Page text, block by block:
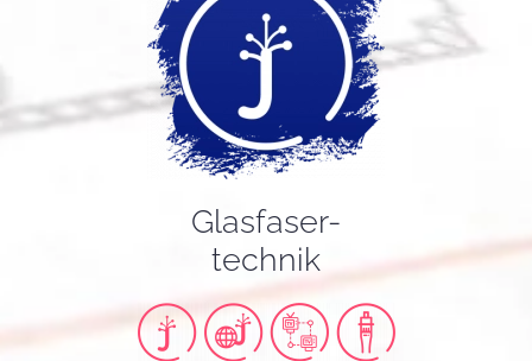
Glasfaser-
technik